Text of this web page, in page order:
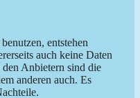
entstehen
auch keine Daten
Anbietern sind die
anderen auch. Es